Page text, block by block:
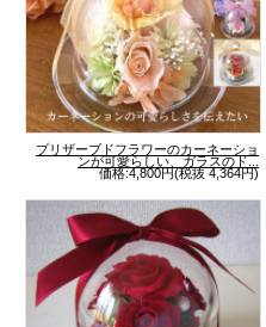
プリザーブドフラワーのカーネーショ
ンが可愛らしい、ガラスのド...
価格:4,800円(税抜 4,364円)